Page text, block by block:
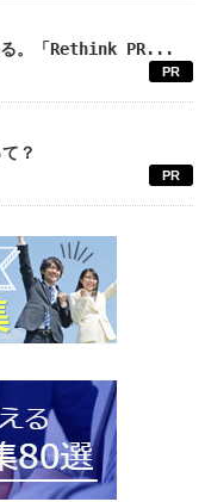
る。「Rethink PR...
PR
？
PR